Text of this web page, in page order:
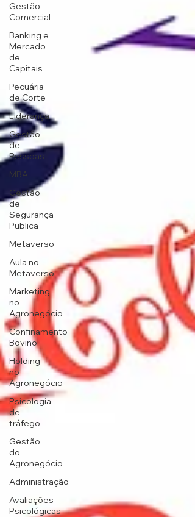
Gestão
Comercial
Banking e
Mercado
de
Capitais
Pecuária
de Corte
Liderança
Gestão
de
Pessoas
MBA
Gestão
de
Segurança
Publica
Metaverso
Aula no
Metaverso
Marketing
no
Agronegócio
Confinamento
Bovino
Holding
no
Agronegócio
Psicologia
de
tráfego
Gestão
do
Agronegócio
Administração
Avaliações
Psicológicas